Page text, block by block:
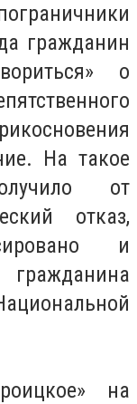
гражданин
о
На такое
от
отказ,
и
на